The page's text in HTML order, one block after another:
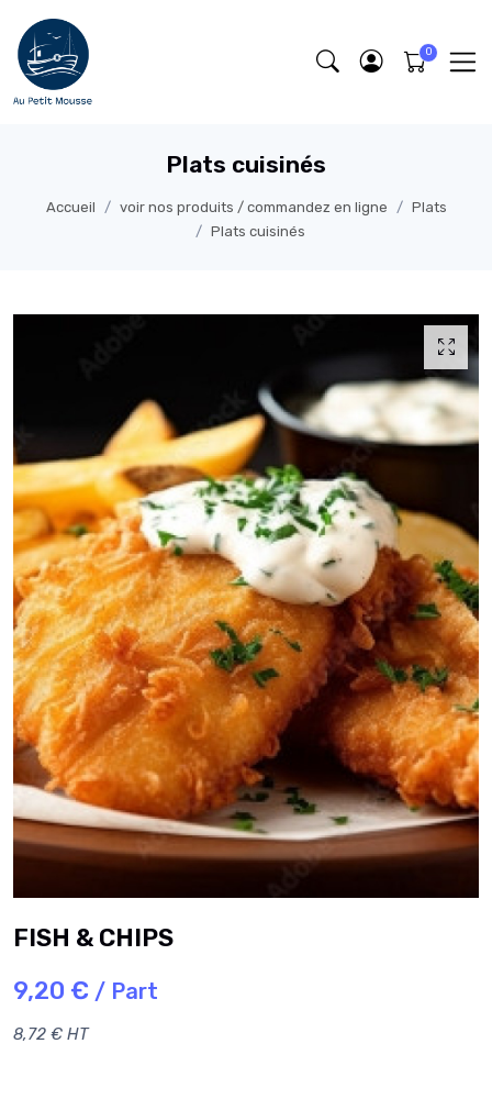
Plats cuisinés
Accueil voir nos produits / commandez en ligne
Plats
Plats cuisinés
FISH & CHIPS
9,20 € / Part
8,72 € HT